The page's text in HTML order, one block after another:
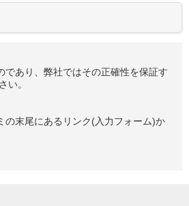
あり、弊社ではその正確性を保証す
い。
の末尾にあるリンク(入力フォーム)か